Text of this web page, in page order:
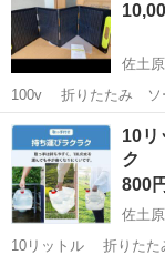
佐土
宮崎 宮崎市
ソーラーパネル
10
ク
800円
佐土